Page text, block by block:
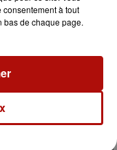
consentement à tout
bas de chaque page.